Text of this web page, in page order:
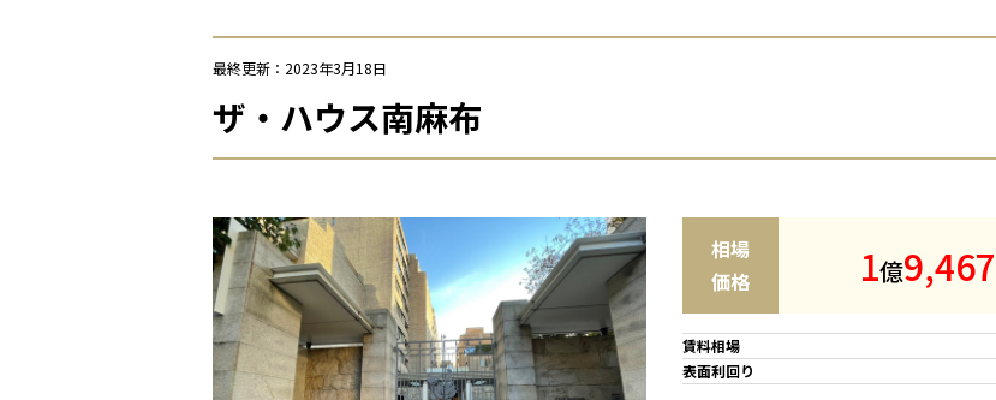
最終更新：2023年3月18日
ザ・ハウス南麻布
相場
価格
1億9,467
賃料相場
表面利回り